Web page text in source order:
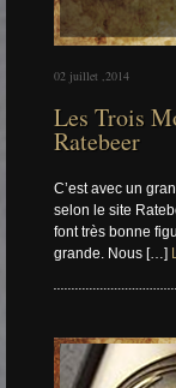
02 juillet ,2014
Les Trois
Ratebeer
C’est avec un
selon le site
font très bonne
grande. Nous […]